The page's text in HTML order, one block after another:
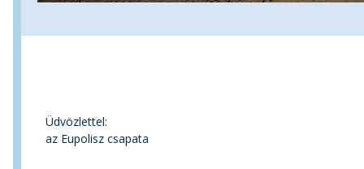
Üdvözlettel:
az Eupolisz csapata